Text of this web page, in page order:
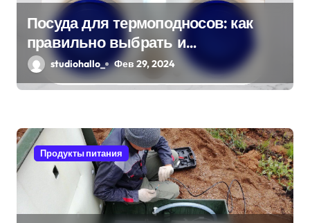
Посуда для термоподносов: как
правильно выбрать и
использовать
studiohallo_ Фев 29, 2024
Продукты питания